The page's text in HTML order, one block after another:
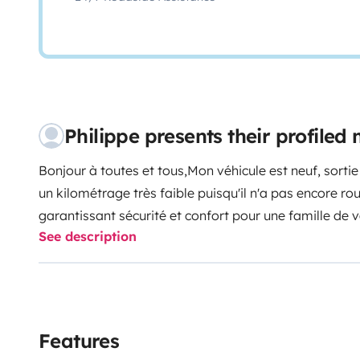
Philippe presents their profiled
Bonjour à toutes et tous,Mon véhicule est neuf,
un kilométrage très faible puisqu'il n'a pas encore
garantissant sécurité et confort pour une famille de
de toutes les options de sécurité de conduite (
anti patinage...).Il dispose d'un GPS spécial
manger, jouer et/ ou vous détendre. Vous pouvez
See description
Features